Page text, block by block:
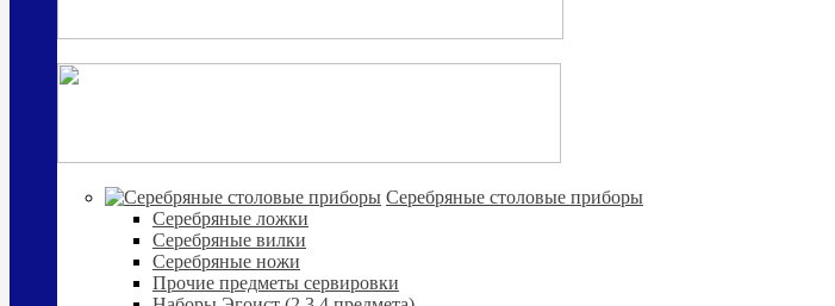
Cеребряные столовые приборы
Серебряные ложки
Серебряные вилки
Серебряные ножи
Прочие предметы сервировки